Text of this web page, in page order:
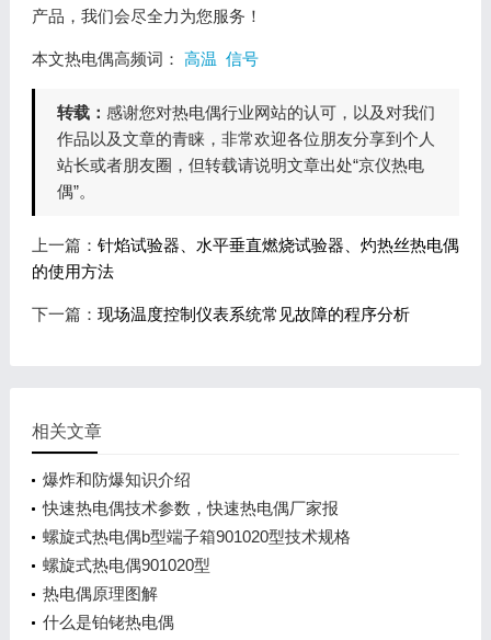
产品，我们会尽全力为您服务！
本文热电偶高频词： 高温 信号
转载： 感谢您对热电偶行业网站的认可，以及对我们
作品以及文章的青睐，非常欢迎各位朋友分享到个人
站长或者朋友圈，但转载请说明文章出处“京仪热电
偶”。
上一篇： 针焰试验器、水平垂直燃烧试验器、灼热丝热电偶
的使用方法
下一篇： 现场温度控制仪表系统常见故障的程序分析
相关文章
爆炸和防爆知识介绍
快速热电偶技术参数，快速热电偶厂家报
螺旋式热电偶b型端子箱901020型技术规格
螺旋式热电偶901020型
热电偶原理图解
什么是铂铑热电偶